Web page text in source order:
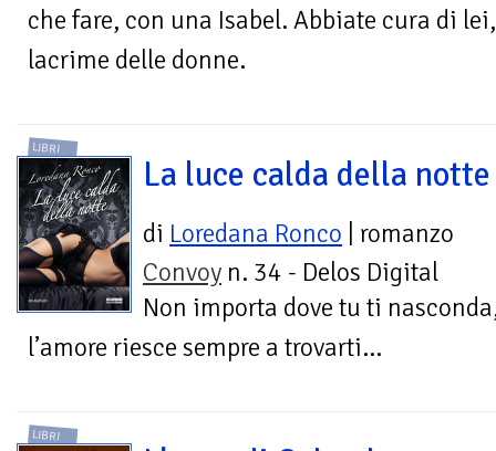
che fare, con una Isabel. Abbiate cura di
lacrime delle donne.
LIBRI
La luce calda della notte
di Loredana Ronco | romanzo
Convoy n. 34 - Delos Digital
Non importa dove tu ti
l’amore riesce sempre a trovarti...
LIBRI